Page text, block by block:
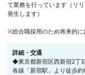
て業務を行っています（リ
発生します）
※総合職採用のため将来的に
詳細・交通
◆東京都新宿区西新宿2丁
各線「新宿駅」より徒歩約